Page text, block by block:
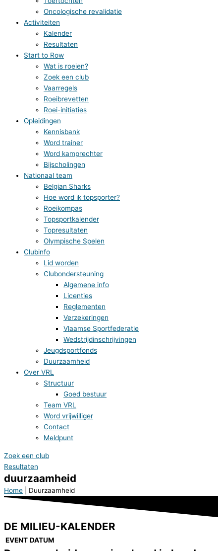
Oncologische revalidatie
Activiteiten
Kalender
Resultaten
Start to Row
Wat is roeien?
Zoek een club
Vaarregels
Roeibrevetten
Roei-initiaties
Opleidingen
Kennisbank
Word trainer
Word kamprechter
Bijscholingen
Nationaal team
Belgian Sharks
Hoe word ik topsporter?
Roeikompas
Topsportkalender
Topresultaten
Olympische Spelen
Clubinfo
Lid worden
Clubondersteuning
Algemene info
Licenties
Reglementen
Verzekeringen
Vlaamse Sportfederatie
Wedstrijdinschrijvingen
Jeugdsportfonds
Duurzaamheid
Over VRL
Structuur
Goed bestuur
Team VRL
Word vrijwilliger
Contact
Meldpunt
Zoek een club
Resultaten
duurzaamheid
Home Duurzaamheid
DE MILIEU-KALENDER
EVENT DATUM